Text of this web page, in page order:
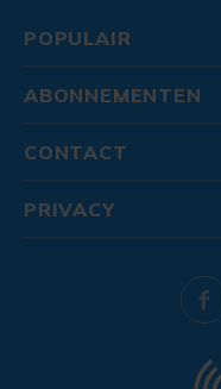
POPULAIR
ABONNEMENTEN
CONTACT
PRIVACY